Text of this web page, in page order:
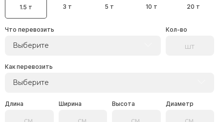
1.5 т 3 т 5 т 10 т 20 т
Что перевозить
Выберите
Кол-во
Как перевозить
Выберите
Длина Ширина Высота Диаметр